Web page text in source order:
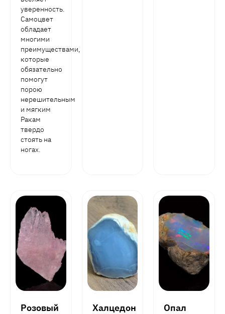
уверенность.
Самоцвет
обладает
многими
преимуществами,
которые
обязательно
помогут
порою
нерешительным
и мягким
Ракам
твердо
стоять на
ногах.
Розовый
Халцедон Опал